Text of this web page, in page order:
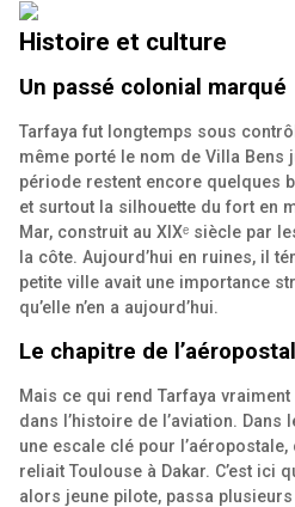
Histoire et culture
Un passé colonial marqué
Tarfaya fut longtemps sous
même porté le nom de Villa Bens
période restent encore quelques
et surtout la silhouette du fort en
Mar, construit au XIXᵉ siècle par
la côte. Aujourd’hui en ruines, il
petite ville avait une importance
qu’elle n’en a aujourd’hui.
Le chapitre de
Mais ce qui rend Tarfaya
dans l’histoire de l’aviation. Dans
une escale clé pour
reliait Toulouse à Dakar. C’est ici
alors jeune pilote, passa plusieurs